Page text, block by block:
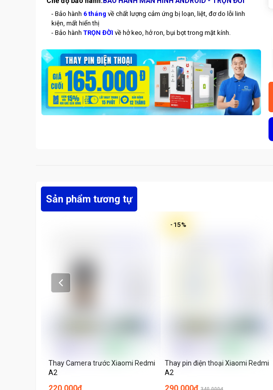
- Bảo hành 6 tháng về chất lượng cảm ứng bị loạn, liệt, đơ do lỗi linh
kiện, mất hiển thị
- Bảo hành TRỌN ĐỜI về hở keo, hở ron, bụi bọt trong mặt kính.
Sản phẩm tương tự
Thay Camera trước Xiaomi Redmi
A2
- 15%
Thay pin điện thoại Xiaomi Redmi
A2
Prev